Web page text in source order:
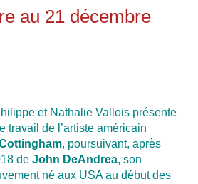
au 21 décembre
et Nathalie Vallois présente
travail de l’artiste américain
, poursuivant, après
de John DeAndrea, son
né aux USA au début des